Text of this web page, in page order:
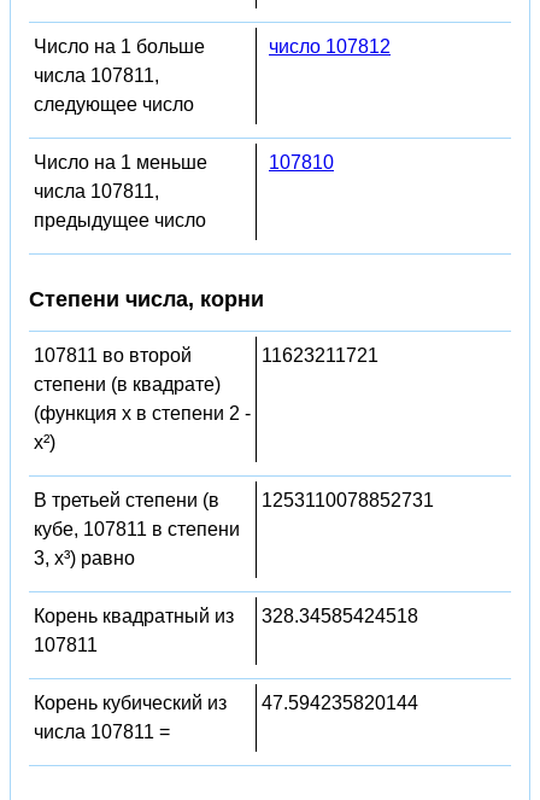
Число на 1 больше
числа 107811,
следующее число
число 107812
Число на 1 меньше
числа 107811,
предыдущее число
107810
Степени числа, корни
107811 во второй
степени (в квадрате)
(функция x в степени 2 -
x²)
11623211721
В третьей степени (в
кубе, 107811 в степени
3, x³) равно
1253110078852731
Корень квадратный из
107811
328.34585424518
Корень кубический из
числа 107811 =
47.594235820144